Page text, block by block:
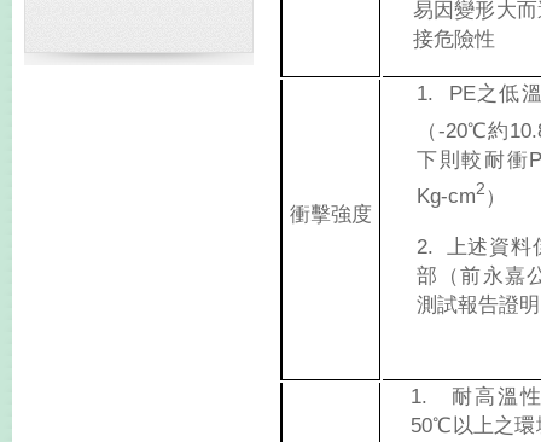
易因變形大
接危險性
衝擊強度
1. PE之低
（-20℃約
下則較耐衝
Kg-cm2 ）
2.
上述資料
部（前永嘉
測試報告證明
1.
耐高溫
50℃以上之環